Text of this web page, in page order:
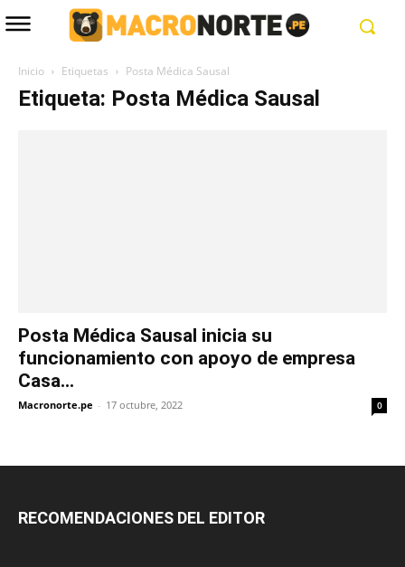
Inicio Etiquetas Posta Médica Sausal
Etiqueta: Posta Médica Sausal
Posta Médica Sausal inicia su
funcionamiento con apoyo de empresa
Casa...
Macronorte.pe - 17 octubre, 2022 0
RECOMENDACIONES DEL EDITOR